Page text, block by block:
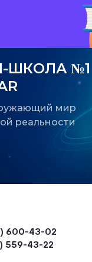
ШКОЛА №1
мир
реальности
600-43-02
559-43-22